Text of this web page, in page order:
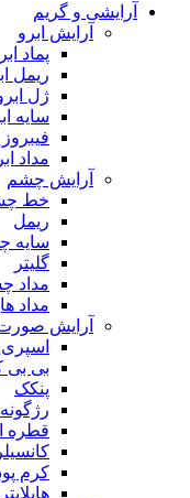
آرایشی و گریم
آرایش ابرو
پماد
ریمل
ژل
سایه
فیبروز
مداد
آرایش چشم
خط
ریمل
سایه
گلیتر
مداد
مداد
آرایش
بی
پنکک
رژگونه
قطره
کرم
هایلایتر